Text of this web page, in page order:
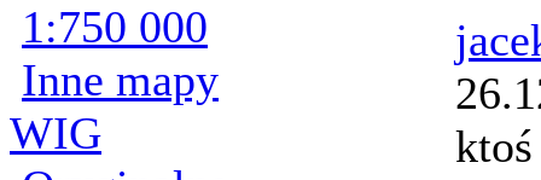
1:750 000
Inne mapy
WIG